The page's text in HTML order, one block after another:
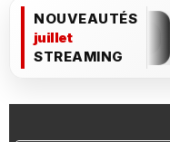
NOUVEAUTÉS
juillet
STREAMING